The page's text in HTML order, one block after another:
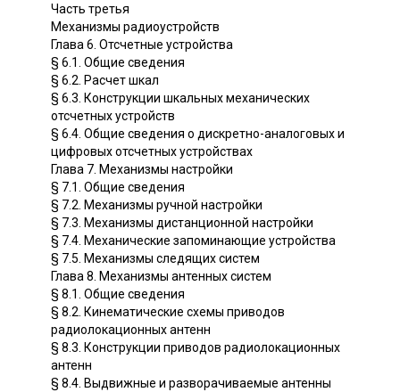
Часть третья
Механизмы радиоустройств
Глава 6. Отсчетные устройства
§ 6.1. Общие сведения
§ 6.2. Расчет шкал
§ 6.3. Конструкции шкальных механических
отсчетных устройств
§ 6.4. Общие сведения о дискретно-аналоговых и
цифровых отсчетных устройствах
Глава 7. Механизмы настройки
§ 7.1. Общие сведения
§ 7.2. Механизмы ручной настройки
§ 7.3. Механизмы дистанционной настройки
§ 7.4. Механические запоминающие устройства
§ 7.5. Механизмы следящих систем
Глава 8. Механизмы антенных систем
§ 8.1. Общие сведения
§ 8.2. Кинематические схемы приводов
радиолокационных антенн
§ 8.3. Конструкции приводов радиолокационных
антенн
§ 8.4. Выдвижные и разворачиваемые антенны